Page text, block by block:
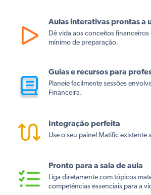
Aulas interativas prontas a
Dê vida aos conceitos
mínimo de preparação.
Guias e recursos para
Planeie facilmente sessões
Financeira.
Integração perfeita
Use o seu painel Matific existente
Pronto para a sala de aula
Liga diretamente com tópicos
competências essenciais para a